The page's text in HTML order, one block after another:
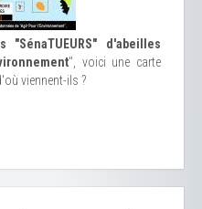
"SénaTUEURS" d'abeilles
", voici une carte
viennent-ils ?